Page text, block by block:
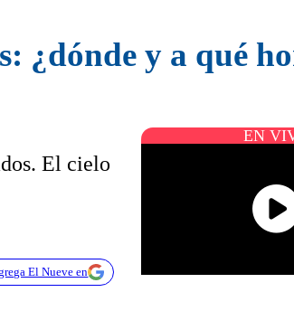
¿dónde y a qué
El cielo
El Nueve en
EN